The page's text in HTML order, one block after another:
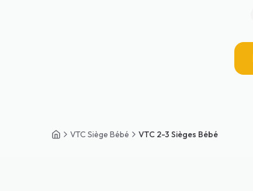
AccueilVTC Siège Bébé VTC 2-3 Sièges Bébé